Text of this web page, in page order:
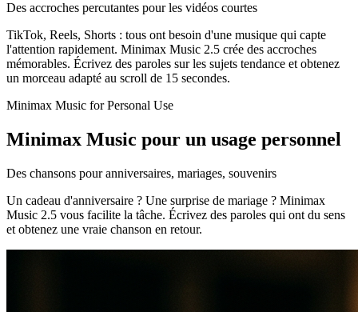
Des accroches percutantes pour les vidéos courtes
TikTok, Reels, Shorts : tous ont besoin d'une musique qui capte
l'attention rapidement. Minimax Music 2.5 crée des accroches
mémorables. Écrivez des paroles sur les sujets tendance et obtenez
un morceau adapté au scroll de 15 secondes.
Minimax Music for Personal Use
Minimax Music pour un usage personnel
Des chansons pour anniversaires, mariages, souvenirs
Un cadeau d'anniversaire ? Une surprise de mariage ? Minimax
Music 2.5 vous facilite la tâche. Écrivez des paroles qui ont du sens
et obtenez une vraie chanson en retour.